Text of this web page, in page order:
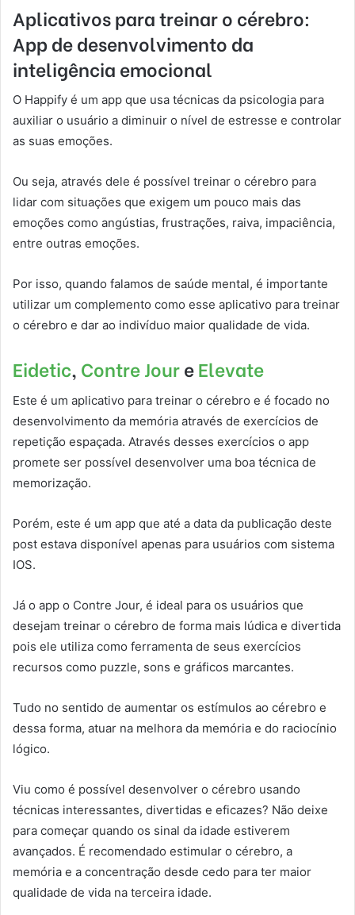
Aplicativos para treinar o cérebro:
App de desenvolvimento da
inteligência emocional
O Happify é um app que usa técnicas da psicologia para
auxiliar o usuário a diminuir o nível de estresse e controlar
as suas emoções.
Ou seja, através dele é possível treinar o cérebro para
lidar com situações que exigem um pouco mais das
emoções como angústias, frustrações, raiva, impaciência,
entre outras emoções.
Por isso, quando falamos de saúde mental, é importante
utilizar um complemento como esse aplicativo para treinar
o cérebro e dar ao indivíduo maior qualidade de vida.
Eidetic, Contre JoureElevate
Este é um aplicativo para treinar o cérebro e é focado no
desenvolvimento da memória através de exercícios de
repetição espaçada. Através desses exercícios o app
promete ser possível desenvolver uma boa técnica de
memorização.
Porém, este é um app que até a data da publicação deste
post estava disponível apenas para usuários com sistema
IOS.
Já o app o Contre Jour, é ideal para os usuários que
desejam treinar o cérebro de forma mais lúdica e divertida
pois ele utiliza como ferramenta de seus exercícios
recursos como puzzle, sons e gráficos marcantes.
Tudo no sentido de aumentar os estímulos ao cérebro e
dessa forma, atuar na melhora da memória e do raciocínio
lógico.
Viu como é possível desenvolver o cérebro usando
técnicas interessantes, divertidas e eficazes? Não deixe
para começar quando os sinal da idade estiverem
avançados. É recomendado estimular o cérebro, a
memória e a concentração desde cedo para ter maior
qualidade de vida na terceira idade.